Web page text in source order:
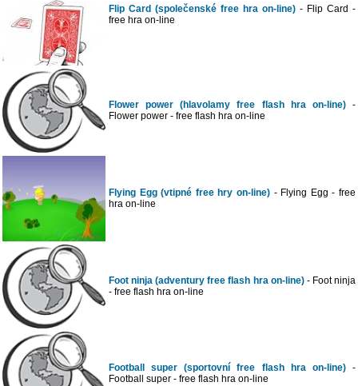
Flip Card (společenské free hra on-line) - Flip Card -
free hra on-line
Flower power (hlavolamy free flash hra on-line) -
Flower power - free flash hra on-line
Flying Egg (vtipné free hry on-line) - Flying Egg - free
hra on-line
Foot ninja (adventury free flash hra on-line) - Foot ninja
- free flash hra on-line
Football super (sportovní free flash hra on-line) -
Football super - free flash hra on-line